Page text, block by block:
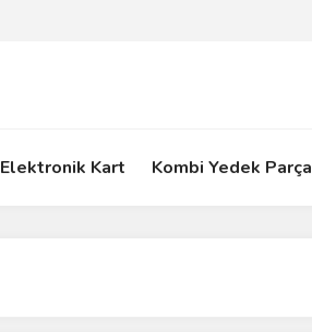
Elektronik Kart Kombi Yedek Parça